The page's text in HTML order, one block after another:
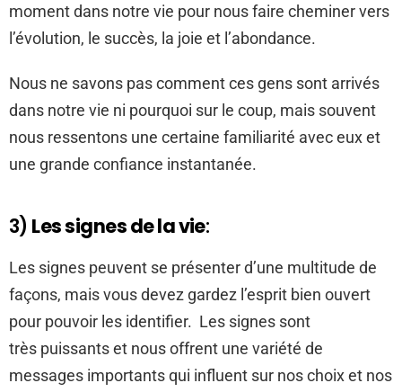
moment dans notre vie pour nous faire cheminer vers
l’évolution, le succès, la joie et l’abondance.
Nous ne savons pas comment ces gens sont arrivés
dans notre vie ni pourquoi sur le coup, mais souvent
nous ressentons une certaine familiarité avec eux et
une grande confiance instantanée.
3) Les signes de la vie:
Les signes peuvent se présenter d’une multitude de
façons, mais vous devez gardez l’esprit bien ouvert
pour pouvoir les identifier. Les signes sont
très puissants et nous offrent une variété de
messages importants qui influent sur nos choix et nos